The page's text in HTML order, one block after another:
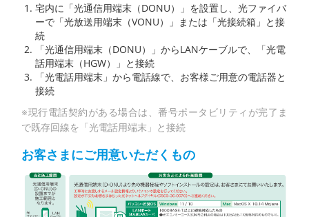
宅内に「光通信用端末（DONU）」を設置し、光ファイバ
ーで「光放送用端末（VONU）」または「光接続箱」と接
続
「光通信用端末（DONU）」からLANケーブルで、「光電
話用端末（HGW）」と接続
「光電話用端末」から電話線で、お客様ご用意の電話器と
接続
※現行電話契約がある場合は、番号ポータビリティが完了ま
で既存回線を「光電話用端末」と接続
お客さまにご用意いただくもの